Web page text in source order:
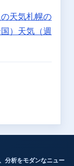
天気札幌の
） 天気（週
分析をモダンなニュー